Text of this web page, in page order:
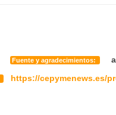
Fuente y agradecimientos: a
https://cepymenews.es/